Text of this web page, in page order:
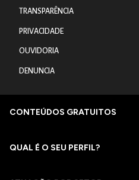
TRANSPARÊNCIA
PRIVACIDADE
OUVIDORIA
DENUNCIA
CONTEÚDOS GRATUITOS
QUAL É O SEU PERFIL?